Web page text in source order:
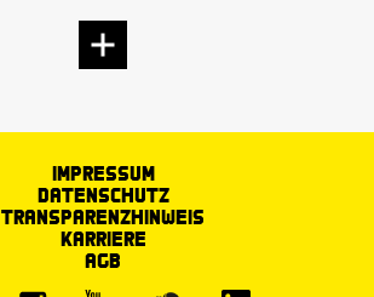
Impressum
Datenschutz
Transparenzhinweis
Karriere
AGB